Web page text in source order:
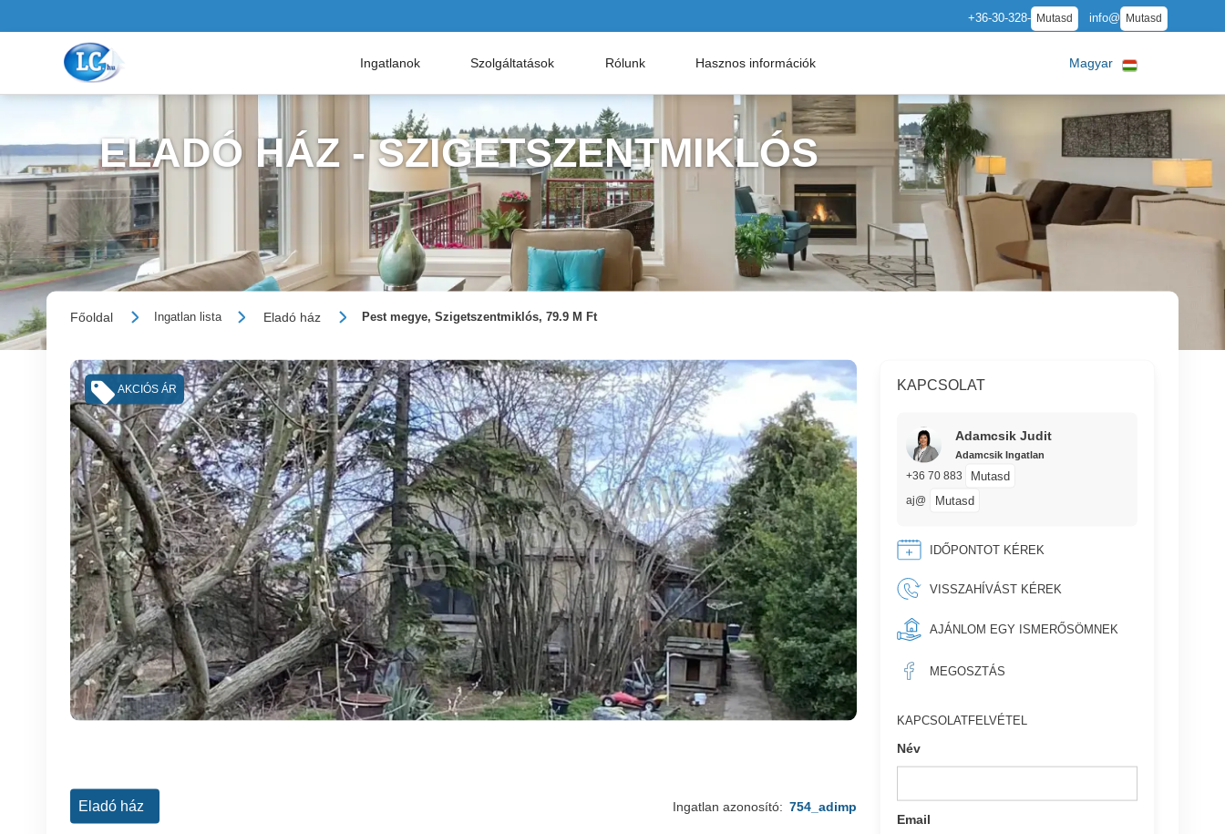
+36-30-328- Mutasd info@ Mutasd
Ingatlanok Szolgáltatások Rólunk Hasznos információk Magyar
ELADÓ HÁZ - SZIGETSZENTMIKLÓS
Főoldal Ingatlan lista Eladó ház Pest megye, Szigetszentmiklós, 79.9 M Ft
AKCIÓS ÁR KAPCSOLAT
Adamcsik Judit
Adamcsik Ingatlan
+36 70 883 Mutasd
aj@ Mutasd
IDŐPONTOT KÉREK
VISSZAHÍVÁST KÉREK
AJÁNLOM EGY ISMERŐSÖMNEK
MEGOSZTÁS
KAPCSOLATFELVÉTEL
Név
Email
Eladó ház Ingatlan azonosító: 754_adimp